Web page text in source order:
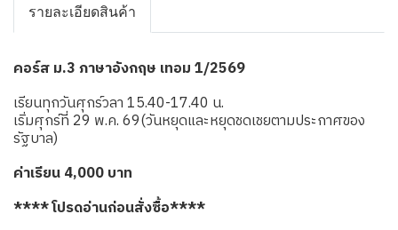
รายละเอียดสินค้า
คอร์ส ม.3 ภาษาอังกฤษ เทอม 1/2569
เรียนทุกวันศุกร์วลา 15.40-17.40 น.
เริ่มศุกร์ที่ 29 พ.ค. 69(วันหยุดและหยุดชดเชยตามประกาศของ
รัฐบาล)
ค่าเรียน 4,000 บาท
**** โปรดอ่านก่อนสั่งซื้อ****